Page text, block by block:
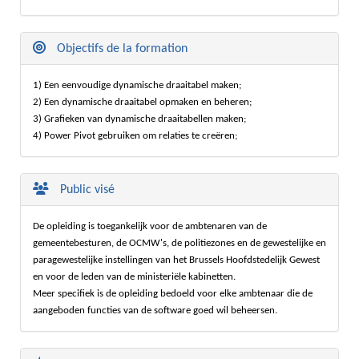
Objectifs de la formation
1) Een eenvoudige dynamische draaitabel maken;
2) Een dynamische draaitabel opmaken en beheren;
3) Grafieken van dynamische draaitabellen maken;
4) Power Pivot gebruiken om relaties te creëren;
Public visé
De opleiding is toegankelijk voor de ambtenaren van de
gemeentebesturen, de OCMW's, de politiezones en de gewestelijke en
paragewestelijke instellingen van het Brussels Hoofdstedelijk Gewest
en voor de leden van de ministeriële kabinetten.
Meer specifiek is de opleiding bedoeld voor elke ambtenaar die de
aangeboden functies van de software goed wil beheersen.